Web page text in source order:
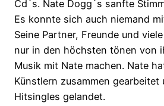
Cd´s. Nate Dogg´s sanfte
Es konnte sich auch niemand
Seine Partner, Freunde und
nur in den höchsten tönen von
Musik mit Nate machen. Nate
Künstlern zusammen gearbeitet
Hitsingles gelandet.